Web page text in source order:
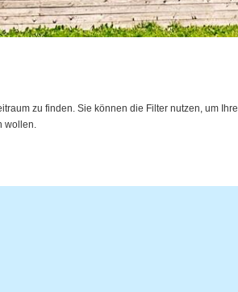
zu finden. Sie können die Filter nutzen, um Ihre
wollen.